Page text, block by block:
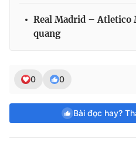
Real Madrid – Atletico
quang
0 0
Bài đọc hay?